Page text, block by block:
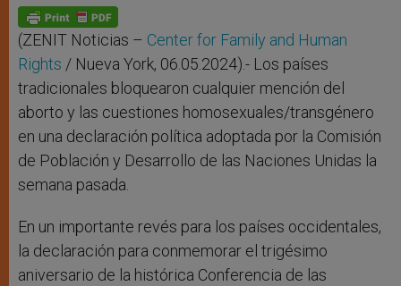
p
p
g
e
r
o
k
(ZENIT Noticias – Center for Family and Human
Rights / Nueva York, 06.05.2024).- Los países
tradicionales bloquearon cualquier mención del
aborto y las cuestiones homosexuales/transgénero
en una declaración política adoptada por la Comisión
de Población y Desarrollo de las Naciones Unidas la
semana pasada.
En un importante revés para los países occidentales,
la declaración para conmemorar el trigésimo
aniversario de la histórica Conferencia de las